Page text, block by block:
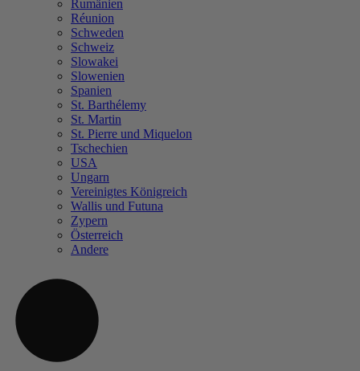
Rumänien
Réunion
Schweden
Schweiz
Slowakei
Slowenien
Spanien
St. Barthélemy
St. Martin
St. Pierre und Miquelon
Tschechien
USA
Ungarn
Vereinigtes Königreich
Wallis und Futuna
Zypern
Österreich
Andere